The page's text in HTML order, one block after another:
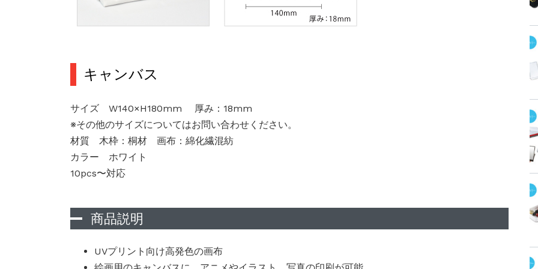
キャンバス
サイズ W140×H180mm 厚み：18mm
※その他のサイズについてはお問い合わせください。
材質 木枠：桐材 画布：綿化繊混紡
カラー ホワイト
10pcs〜対応
商品説明
UVプリント向け高発色の画布